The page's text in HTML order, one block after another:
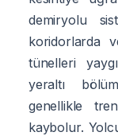
demiryolu
koridorlarda
tünelleri
yeraltı
genellikle
kaybolur.